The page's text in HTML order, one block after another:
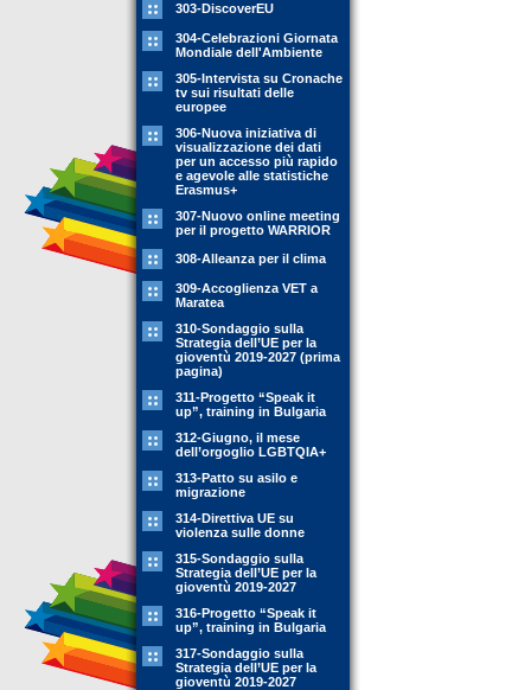
303-DiscoverEU
304-Celebrazioni Giornata
Mondiale dell'Ambiente
305-Intervista su Cronache
tv sui risultati delle
europee
306-Nuova iniziativa di
visualizzazione dei dati
per un accesso più rapido
e agevole alle statistiche
Erasmus+
307-Nuovo online meeting
per il progetto WARRIOR
308-Alleanza per il clima
309-Accoglienza VET a
Maratea
310-Sondaggio sulla
Strategia dell’UE per la
gioventù 2019-2027 (prima
pagina)
311-Progetto “Speak it
up”, training in Bulgaria
312-Giugno, il mese
dell’orgoglio LGBTQIA+
313-Patto su asilo e
migrazione
314-Direttiva UE su
violenza sulle donne
315-Sondaggio sulla
Strategia dell’UE per la
gioventù 2019-2027
316-Progetto “Speak it
up”, training in Bulgaria
317-Sondaggio sulla
Strategia dell’UE per la
gioventù 2019-2027